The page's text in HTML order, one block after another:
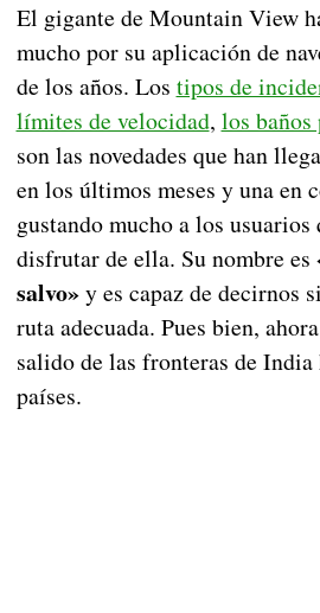
El gigante de Mountain View
mucho por su aplicación de
de los años. Los tipos de
límites de velocidad, los
son las novedades que han
en los últimos meses y una en
gustando mucho a los
disfrutar de ella. Su nombre es
salvo»y es capaz de decirnos
ruta adecuada. Pues bien,
salido de las fronteras de India
países.